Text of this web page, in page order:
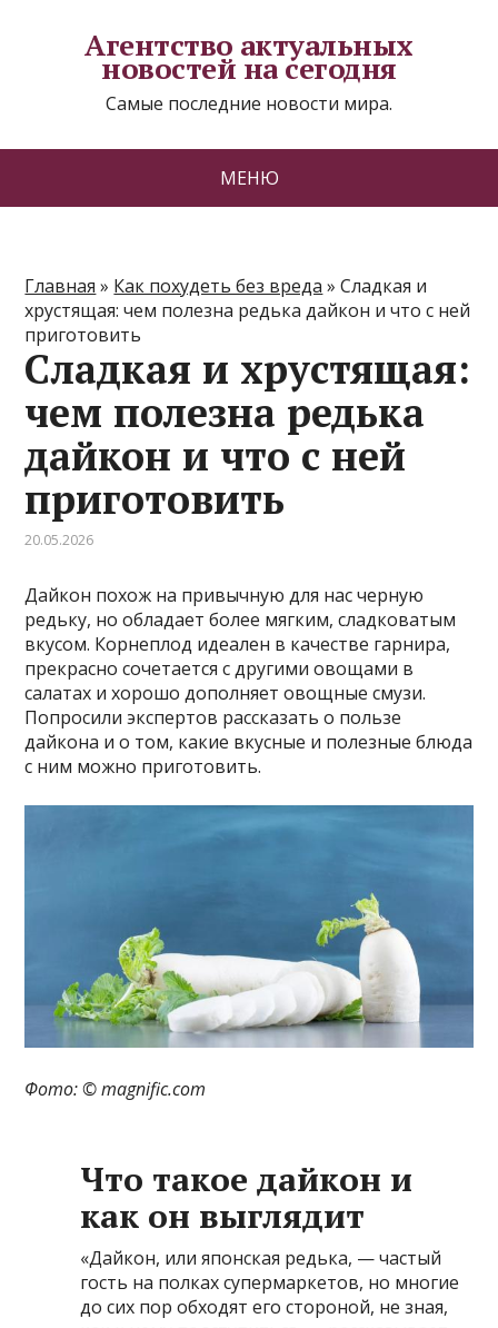
Агентство актуальных
новостей на сегодня
Самые последние новости мира.
МЕНЮ
Главная » Как похудеть без вреда »Сладкая и
хрустящая: чем полезна редька дайкон и что с ней
приготовить
Сладкая и хрустящая:
чем полезна редька
дайкон и что с ней
приготовить
20.05.2026
Дайкон похож на привычную для нас черную
редьку, но обладает более мягким, сладковатым
вкусом. Корнеплод идеален в качестве гарнира,
прекрасно сочетается с другими овощами в
салатах и хорошо дополняет овощные смузи.
Попросили экспертов рассказать о пользе
дайкона и о том, какие вкусные и полезные блюда
с ним можно приготовить.
Фото: © magnific.com
Что такое дайкон и
как он выглядит
«Дайкон, или японская редька, — частый
гость на полках супермаркетов, но многие
до сих пор обходят его стороной, не зная,